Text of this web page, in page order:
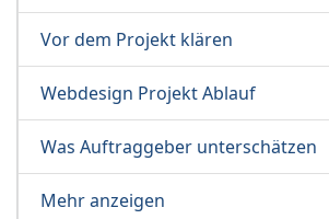
Vor dem Projekt klären
Webdesign Projekt Ablauf
Was Auftraggeber unterschätzen
Mehr anzeigen